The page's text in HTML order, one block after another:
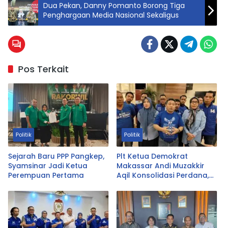
Dua Pekan, Danny Pomanto Borong Tiga
Penghargaan Media Nasional Sekaligus
Pos Terkait
Politik
Sejarah Baru PPP Pangkep,
Syamsinar Jadi Ketua
Perempuan Pertama
Politik
Plt Ketua Demokrat
Makassar Andi Muzakkir
Aqil Konsolidasi Perdana,
Seluruh Kelurahan